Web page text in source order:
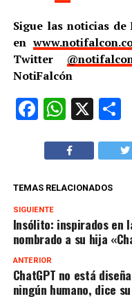
Sigue las noticias
en
Twitter
NotiFalcón
Facebook
X
TEMAS RELACIONADOS
SIGUIENTE
Insólito: inspirados en
nombrado a su hija
ANTERIOR
ChatGPT no está
ningún humano, dice